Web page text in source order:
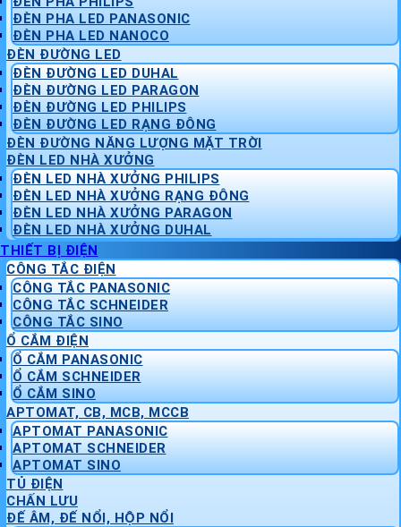
ĐÈN PHA LED PANASONIC
ĐÈN PHA LED NANOCO
ĐÈN ĐƯỜNG LED
ĐÈN ĐƯỜNG LED DUHAL
ĐÈN ĐƯỜNG LED PARAGON
ĐÈN ĐƯỜNG LED PHILIPS
ĐÈN ĐƯỜNG LED RẠNG ĐÔNG
ĐÈN ĐƯỜNG NĂNG LƯỢNG MẶT TRỜI
ĐÈN LED NHÀ XƯỞNG
ĐÈN LED NHÀ XƯỞNG PHILIPS
ĐÈN LED NHÀ XƯỞNG RẠNG ĐÔNG
ĐÈN LED NHÀ XƯỞNG PARAGON
ĐÈN LED NHÀ XƯỞNG DUHAL
THIẾT BỊ ĐIỆN
CÔNG TẮC ĐIỆN
CÔNG TẮC PANASONIC
CÔNG TẮC SCHNEIDER
CÔNG TẮC SINO
Ổ CẮM ĐIỆN
Ổ CẮM PANASONIC
Ổ CẮM SCHNEIDER
Ổ CẮM SINO
APTOMAT, CB, MCB, MCCB
APTOMAT PANASONIC
APTOMAT SCHNEIDER
APTOMAT SINO
TỦ ĐIỆN
CHẤN LƯU
ĐẾ ÂM, ĐẾ NỔI, HỘP NỔI